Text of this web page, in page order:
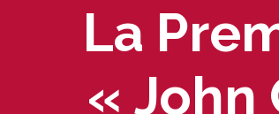
La
« John